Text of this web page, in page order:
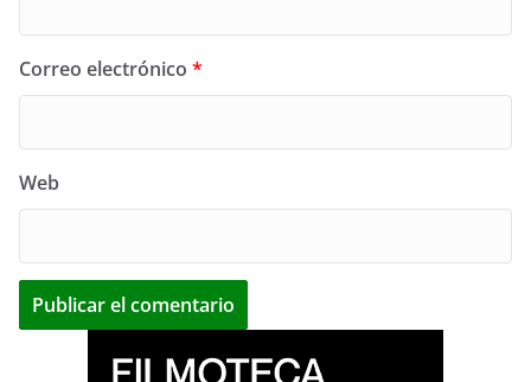
Correo electrónico *
Web